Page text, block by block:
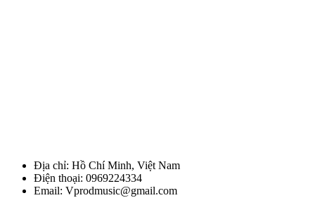
Địa chỉ: Hồ Chí Minh, Việt Nam
Điện thoại: 0969224334
Email: Vprodmusic@gmail.com